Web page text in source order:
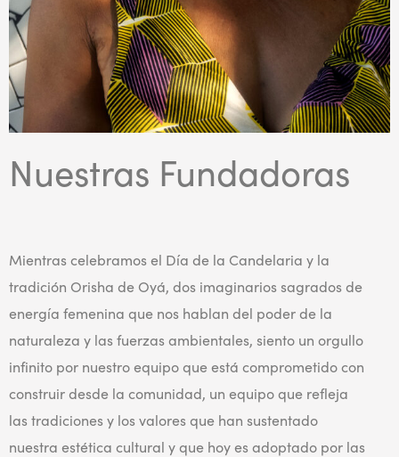
Nuestras Fundadoras
Mientras celebramos el Día de la Candelaria y la
tradición Orisha de Oyá, dos imaginarios sagrados de
energía femenina que nos hablan del poder de la
naturaleza y las fuerzas ambientales, siento un orgullo
infinito por nuestro equipo que está comprometido con
construir desde la comunidad, un equipo que refleja
las tradiciones y los valores que han sustentado
nuestra estética cultural y que hoy es adoptado por las